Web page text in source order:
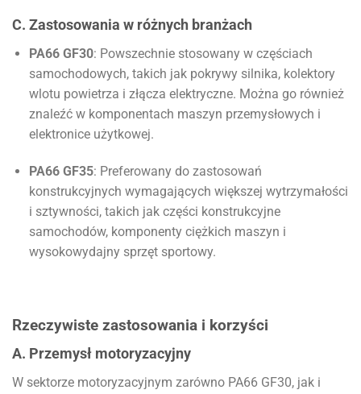
C. Zastosowania w różnych branżach
PA66 GF30: Powszechnie stosowany w częściach
samochodowych, takich jak pokrywy silnika, kolektory
wlotu powietrza i złącza elektryczne. Można go również
znaleźć w komponentach maszyn przemysłowych i
elektronice użytkowej.
PA66 GF35: Preferowany do zastosowań
konstrukcyjnych wymagających większej wytrzymałości
i sztywności, takich jak części konstrukcyjne
samochodów, komponenty ciężkich maszyn i
wysokowydajny sprzęt sportowy.
Rzeczywiste zastosowania i korzyści
A. Przemysł motoryzacyjny
W sektorze motoryzacyjnym zarówno PA66 GF30, jak i